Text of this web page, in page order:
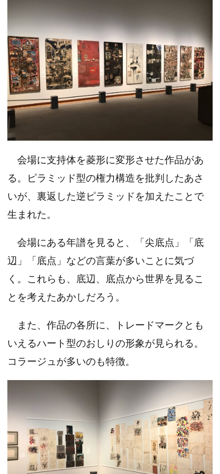
会場に支持体を菱形に変形させた作品があ
る。ピラミッド型の権力構造を批判したあさ
いが、裏返した逆ピラミッドを加えたことで
生まれた。
会場にある年譜を見ると、「尖底点」「底
辺」「底点」などの言葉が多いことに気づ
く。これらも、底辺、底点から世界を見るこ
とを考えたあかしだろう。
また、作品の各所に、トレードマークとも
いえるハート型のおしりの形象が見られる。
コラージュが多いのも特徴。